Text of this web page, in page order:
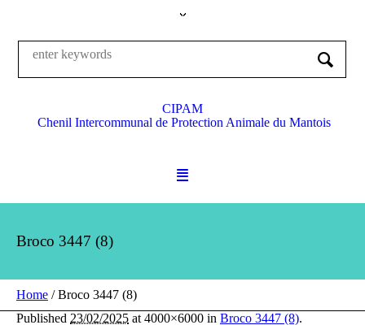
CIPAM
Chenil Intercommunal de Protection Animale du Mantois
Broco 3447 (8)
Home /Broco 3447 (8)
Published 23/02/2025 at 4000×6000 in Broco 3447 (8).